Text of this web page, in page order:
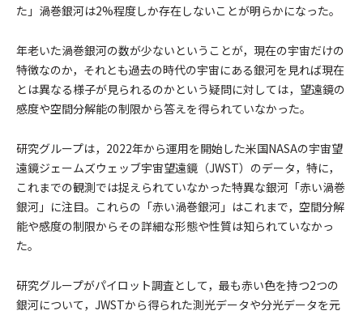
た」渦巻銀河は2%程度しか存在しないことが明らかになった。
年老いた渦巻銀河の数が少ないということが，現在の宇宙だけの
特徴なのか，それとも過去の時代の宇宙にある銀河を見れば現在
とは異なる様子が見られるのかという疑問に対しては，望遠鏡の
感度や空間分解能の制限から答えを得られていなかった。
研究グループは，2022年から運用を開始した米国NASAの宇宙望
遠鏡ジェームズウェッブ宇宙望遠鏡（JWST）のデータ，特に，
これまでの観測では捉えられていなかった特異な銀河「赤い渦巻
銀河」に注目。これらの「赤い渦巻銀河」はこれまで，空間分解
能や感度の制限からその詳細な形態や性質は知られていなかっ
た。
研究グループがパイロット調査として，最も赤い色を持つ2つの
銀河について，JWSTから得られた測光データや分光データを元